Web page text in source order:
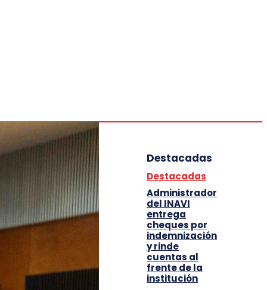
Destacadas
Destacadas
Administrador
del INAVI
entrega
cheques por
indemnización
y rinde
cuentas al
frente de la
institución